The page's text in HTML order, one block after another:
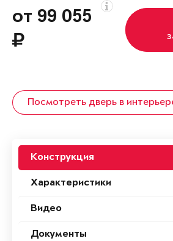
от 99 055
Посмотреть дверь в
Конструкция
Характеристики
Видео
Документы